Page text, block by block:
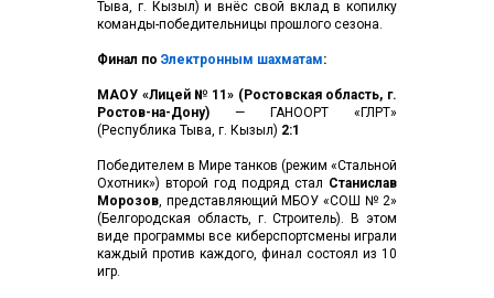
Тыва, г. Кызыл) и внёс свой вклад в копилку
команды-победительницы прошлого сезона.
Финал по Электронным шахматам:
МАОУ «Лицей № 11» (Ростовская область, г.
Ростов-на-Дону) — ГАНООРТ «ГЛРТ»
(Республика Тыва, г. Кызыл) 2:1
Победителем в Мире танков (режим «Стальной
Охотник») второй год подряд стал Станислав
Морозов, представляющий МБОУ «СОШ № 2»
(Белгородская область, г. Строитель). В этом
виде программы все киберспортсмены играли
каждый против каждого, финал состоял из 10
игр.